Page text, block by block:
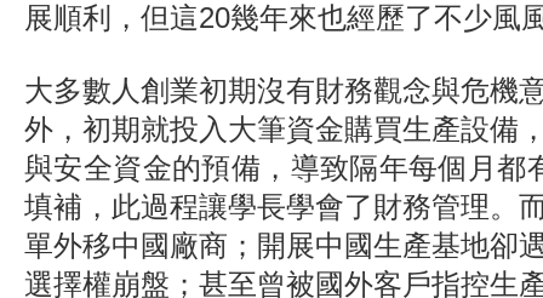
展順利，但這20幾年來也經歷了不少風
大多數人創業初期沒有財務觀念與危機
外，初期就投入大筆資金購買生產設備
與安全資金的預備，導致隔年每個月都
填補，此過程讓學長學會了財務管理。
單外移中國廠商；開展中國生產基地卻
選擇權崩盤；甚至曾被國外客戶指控生